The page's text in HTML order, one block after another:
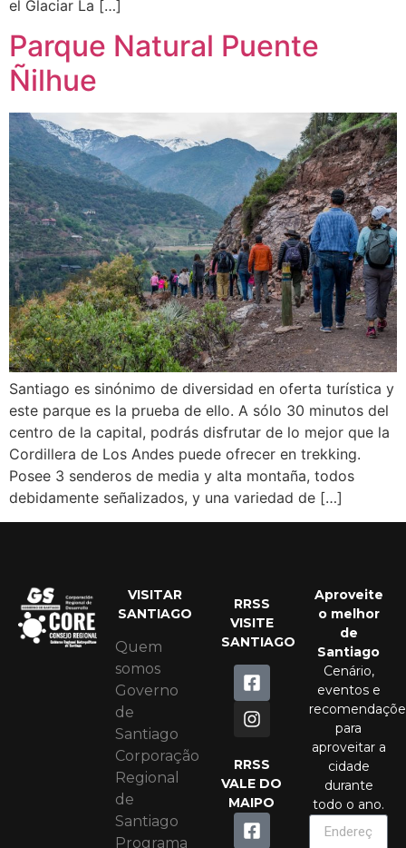
el Glaciar La […]
Parque Natural Puente
Ñilhue
Santiago es sinónimo de diversidad en oferta turística y
este parque es la prueba de ello. A sólo 30 minutos del
centro de la capital, podrás disfrutar de lo mejor que la
Cordillera de Los Andes puede ofrecer en trekking.
Posee 3 senderos de media y alta montaña, todos
debidamente señalizados, y una variedad de […]
VISITAR
SANTIAGO
Quem
somos
Governo
de
Santiago
Corporação
Regional
de
Santiago
Programa
RRSS
VISITE
SANTIAGO
RRSS
VALE DO
MAIPO
Aproveite
o melhor
de
Santiago
Cenário,
eventos e
para
aproveitar a
cidade
durante
todo o ano.